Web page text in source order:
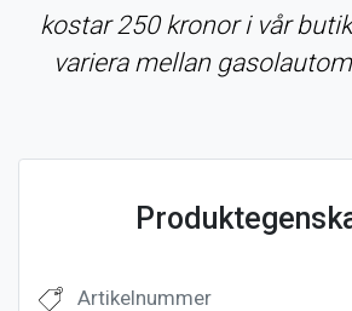
kostar 250 kronor i vår
variera mellan
Artikelnummer